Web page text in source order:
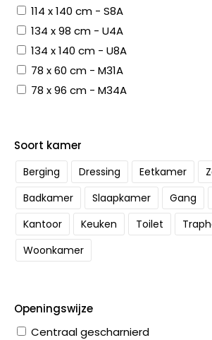
114 x 140 cm - S8A
134 x 98 cm - U4A
134 x 140 cm - U8A
78 x 60 cm - M31A
78 x 96 cm - M34A
Soort kamer
Berging Dressing Eetkamer
Badkamer
Slaapkamer Gang
Kantoor
Keuken Toilet
Woonkamer
Openingswijze
Centraal gescharnierd